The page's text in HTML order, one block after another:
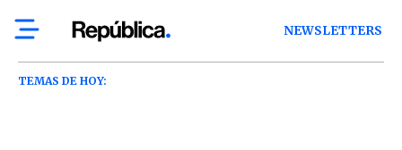
NEWSLETTERS
TEMAS DE HOY: